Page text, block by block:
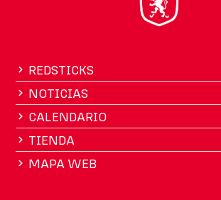
REDSTICKS
NOTICIAS
CALENDARIO
TIENDA
MAPA WEB